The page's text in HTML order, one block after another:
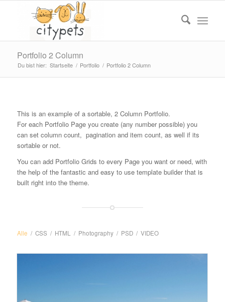
Portfolio 2 Column
Du bist hier: Startseite / Portfolio / Portfolio 2 Column
This is an example of a sortable, 2 Column Portfolio.
For each Portfolio Page you create (any number possible) you
can set column count, pagination and item count, as well if its
sortable or not.
You can add Portfolio Grids to every Page you want or need, with
the help of the fantastic and easy to use template builder that is
built right into the theme.
Alle / CSS / HTML / Photography / PSD / VIDEO